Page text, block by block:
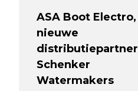
ASA Boot Electro,
nieuwe
distributiepartner
Schenker
Watermakers